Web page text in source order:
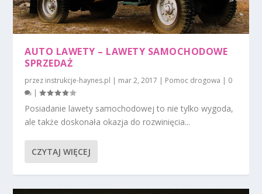
AUTO LAWETY – LAWETY SAMOCHODOWE
SPRZEDAŻ
przez instrukcje-haynes.pl | mar 2, 2017 | Pomoc drogowa | 0
|
Posiadanie lawety samochodowej to nie tylko wygoda,
ale także doskonała okazja do rozwinięcia...
CZYTAJ WIĘCEJ